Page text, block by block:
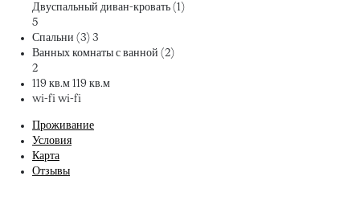
Двуспальный диван-кровать (1)
5
Спальни (3) 3
Ванных комнаты с ванной (2)
2
119 кв.м 119 кв.м
wi-fi wi-fi
Проживание
Условия
Карта
Отзывы